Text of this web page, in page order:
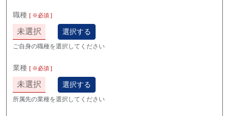
職種 [ ※必須 ]
未選択 選択する
ご自身の職種を選択してください
業種 [ ※必須 ]
未選択 選択する
所属先の業種を選択してください